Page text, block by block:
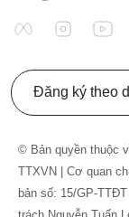
Đăng ký theo
© Bản quyền thuộc
TTXVN | Cơ quan
bản số: 15/GP-